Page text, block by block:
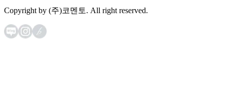
Copyright by (주)코멘토. All right reserved.